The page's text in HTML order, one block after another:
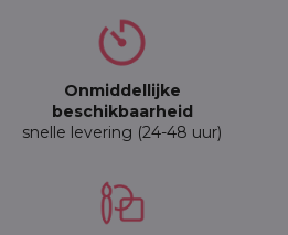
Onmiddellijke
beschikbaarheid
snelle levering (24-48 uur)